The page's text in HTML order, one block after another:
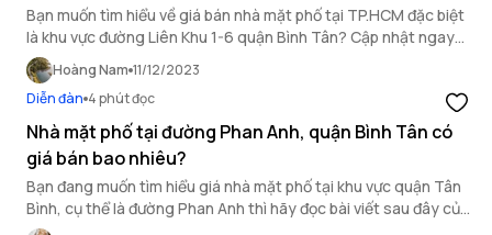
Bạn muốn tìm hiểu về giá bán nhà mặt phố tại TP.HCM đặc biệt
là khu vực đường Liên Khu 1-6 quận Bình Tân? Cập nhật ngay
thông tin chi tiết qua bài viết dưới!
Hoàng Nam 11/12/2023
Diễn đàn 4 phút đọc
Nhà mặt phố tại đường Phan Anh, quận Bình Tân có
giá bán bao nhiêu?
Bạn đang muốn tìm hiểu giá nhà mặt phố tại khu vực quận Tân
Bình, cụ thể là đường Phan Anh thì hãy đọc bài viết sau đây của
OneHousing.